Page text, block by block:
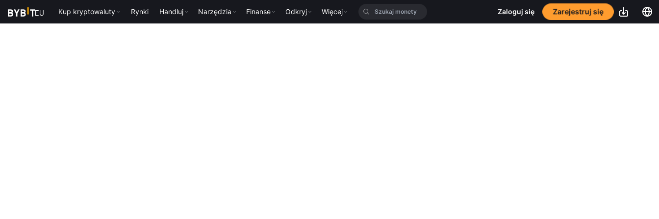
Kup kryptowaluty Rynki Handluj Narzędzia Finanse Odkryj Więcej Zaloguj się Zarejestruj się